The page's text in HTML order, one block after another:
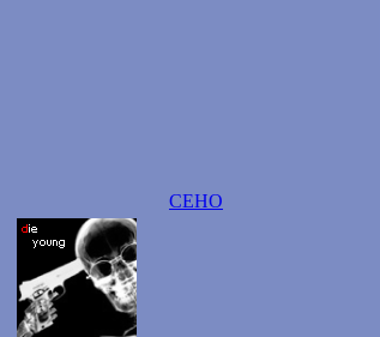
CEHO